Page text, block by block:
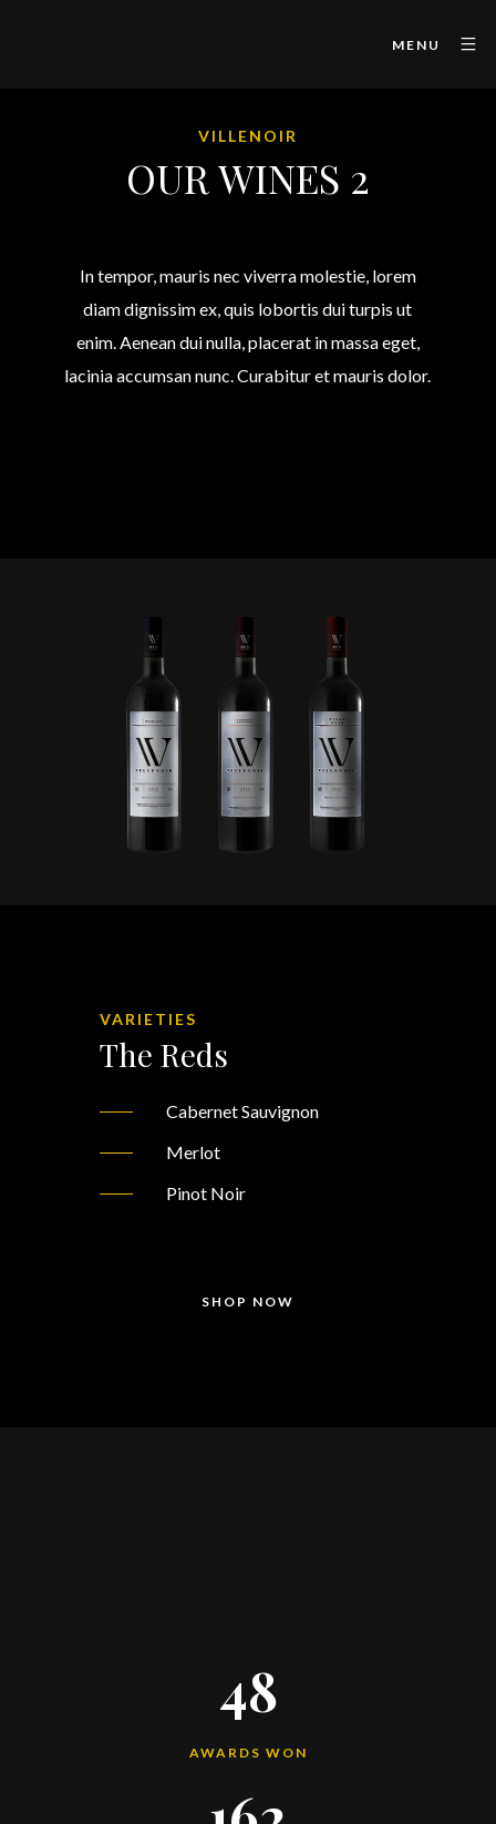
MENU
VILLENOIR
OUR WINES 2
In tempor, mauris nec viverra molestie, lorem
diam dignissim ex, quis lobortis dui turpis ut
enim. Aenean dui nulla, placerat in massa eget,
lacinia accumsan nunc. Curabitur et mauris dolor.
VARIETIES
The Reds
Cabernet Sauvignon
Merlot
Pinot Noir
SHOP NOW
48
AWARDS WON